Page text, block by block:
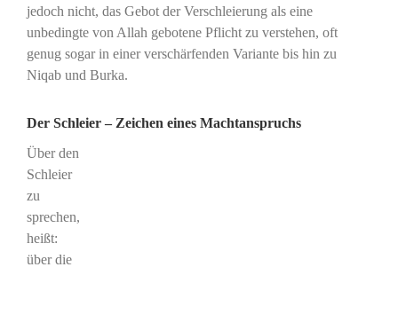
jedoch nicht, das Gebot der Verschleierung als eine
unbedingte von Allah gebotene Pflicht zu verstehen, oft
genug sogar in einer verschärfenden Variante bis hin zu
Niqab und Burka.
Der Schleier – Zeichen eines Machtanspruchs
Über den
Schleier
zu
sprechen,
heißt:
über die